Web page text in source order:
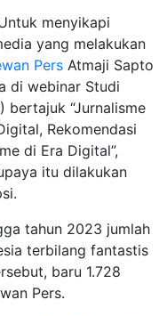
menyikapi
yang melakukan
Pers Atmaji Sapto
di webinar Studi
bertajuk “Jurnalisme
Rekomendasi
di Era Digital”,
itu dilakukan
tahun 2023 jumlah
terbilang fantastis
baru 1.728
Pers.